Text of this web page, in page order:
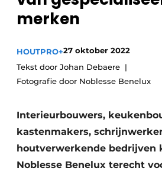
Vacature aanmelden
Vacatures
Video’s
merken
HOUTPRO+27 oktober 2022
Tekst door Johan Debaere
Fotografie door Noblesse Benelux
Interieurbouwers,
kastenmakers,
houtverwerkende bedrijven
Noblesse Benelux terecht